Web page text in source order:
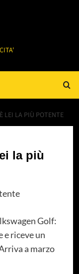
LEI LA PIÙ POTENTE
la più
Golf:
e riceve un
a marzo